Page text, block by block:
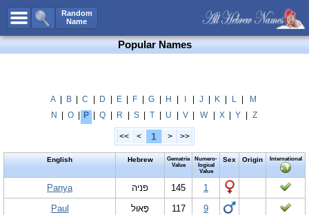
Random
Name
All Names
Boy Names
Unisex Names
Popular Names
Celebs B. DaysNew!
Numerology
Popular Names
A B C D E F G H J K L
M
N
O P Q R S T U V W X Y Z
<< < 1 > >>
English Hebrew
Gematria
Value
Numero-
logical
Value
Sex Origin International
Panya פניה 145
1
Paul
פָּאוּל 117
9